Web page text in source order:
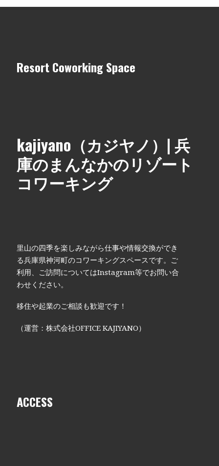
Resort Coworking Space
kajiyano（カジヤノ）| 兵
庫のまんなかのリゾート
コワーキング
里山の四季を楽しみながら仕事や情報交換ができ
る兵庫県神河町のコワーキングスペースです。ご
利用、ご訪問についてはInstagram等でお問い合
わせください。
移住や起業のご相談も歓迎です！
（運営：株式会社OFFICE KAJIYANO）
ACCESS